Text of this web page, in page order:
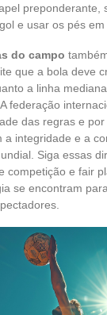
preponderante,
e usar os pés em
do campo
que a bola deve
a linha
federação
das regras e por
a integridade e a
Siga essas
competição e fair
se encontram